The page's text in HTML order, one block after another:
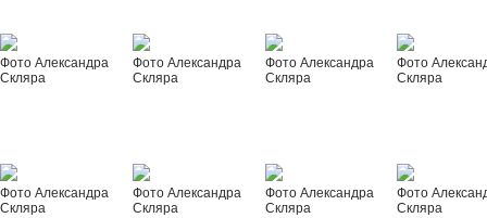
Фото Александра
Скляра
Фото Александра
Скляра
Фото Александра
Скляра
Фото
Скляра
Фото Александра
Скляра
Фото Александра
Скляра
Фото Александра
Скляра
Фото
Скляра